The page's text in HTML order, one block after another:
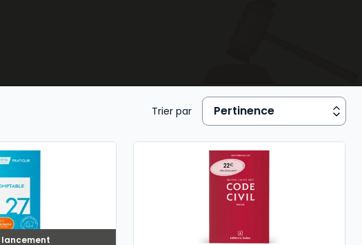
Trier par
lancement